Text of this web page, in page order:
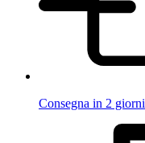
Consegna in 2 giorni